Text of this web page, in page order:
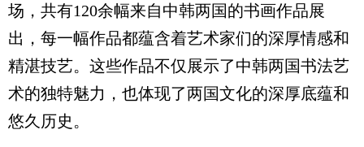
场，共有120余幅来自中韩两国的书画作品展
出，每一幅作品都蕴含着艺术家们的深厚情感和
精湛技艺。这些作品不仅展示了中韩两国书法艺
术的独特魅力，也体现了两国文化的深厚底蕴和
悠久历史。